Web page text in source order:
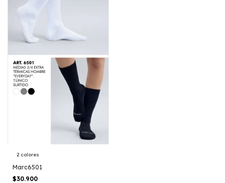
2 colores
Marc6501
$30.900